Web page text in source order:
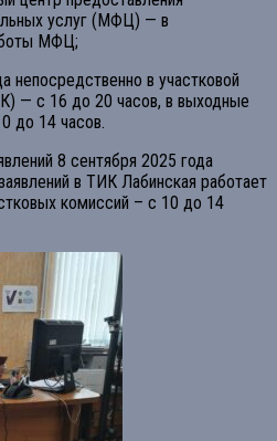
услуг (МФЦ) — в
МФЦ;
непосредственно в участковой
— с 16 до 20 часов, в выходные
до 14 часов.
8 сентября 2025 года
в ТИК Лабинская работает
комиссий – с 10 до 14